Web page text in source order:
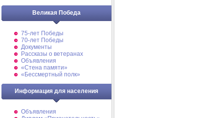
Великая Победа
75-лет Победы
70-лет Победы
Документы
Рассказы о ветеранах
Объявления
«Стена памяти»
«Бессмертный полк»
Информация для населения
Объявления